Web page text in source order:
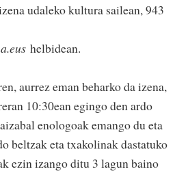
udaleko kultura sailean, 943
helbidean.
aurrez eman beharko da izena,
10:30ean egingo den ardo
enologoak emango du eta
beltzak eta txakolinak dastatuko
ezin izango ditu 3 lagun baino